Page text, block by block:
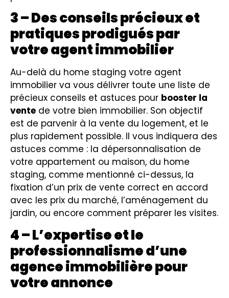
3 – Des conseils précieux et
pratiques prodigués par
votre agent immobilier
Au-delà du home staging votre agent
immobilier va vous délivrer toute une liste de
précieux conseils et astuces pour booster la
vente de votre bien immobilier. Son objectif
est de parvenir à la vente du logement, et le
plus rapidement possible. Il vous indiquera des
astuces comme : la dépersonnalisation de
votre appartement ou maison, du home
staging, comme mentionné ci-dessus, la
fixation d’un prix de vente correct en accord
avec les prix du marché, l’aménagement du
jardin, ou encore comment préparer les visites.
4 – L’expertise et le
professionnalisme d’une
agence immobilière pour
votre annonce